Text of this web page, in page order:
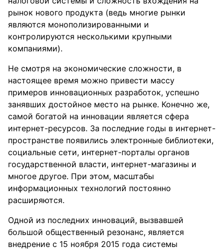
рынок нового продукта (ведь многие рынки
являются монополизированными и
контролируются несколькими крупными
компаниями).
Не смотря на экономические сложности, в
настоящее время можно привести массу
примеров инновационных разработок, успешно
занявших достойное место на рынке. Конечно же,
самой богатой на инновации является сфера
интернет-ресурсов. За последние годы в интернет-
пространстве появились электронные библиотеки,
социальные сети, интернет-порталы органов
государственной власти, интернет-магазины и
многое другое. При этом, масштабы
информационных технологий постоянно
расширяются.
Одной из последних инноваций, вызвавшей
большой общественный резонанс, является
внедрение с 15 ноября 2015 года системы